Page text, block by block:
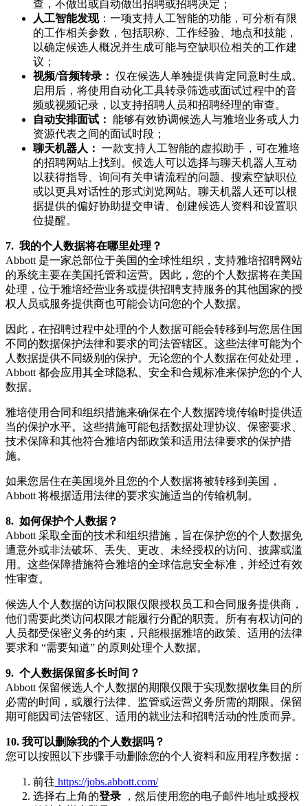
查，不做出或自动做出招聘或招聘决定；
人工智能发现：一项支持人工智能的功能，可分析有限
的工作相关参数，包括职称、工作经验、地点和技能，
以确定候选人概况并生成可能与空缺职位相关的工作建
议；
视频/音频转录： 仅在候选人单独提供肯定同意时生成。
启用后，将使用自动化工具转录筛选或面试过程中的音
频或视频记录，以支持招聘人员和招聘经理的审查。
自动安排面试： 能够有效协调候选人与雅培业务或人力
资源代表之间的面试时段；
聊天机器人： 一款支持人工智能的虚拟助手，可在雅培
的招聘网站上找到。候选人可以选择与聊天机器人互动
以获得指导、询问有关申请流程的问题、搜索空缺职位
或以更具对话性的形式浏览网站。聊天机器人还可以根
据提供的偏好协助提交申请、创建候选人资料和设置职
位提醒。
7. 我的个人数据将在哪里处理？
Abbott 是一家总部位于美国的全球性组织，支持雅培招聘网站
的系统主要在美国托管和运营。因此，您的个人数据将在美国
处理，位于雅培经营业务或提供招聘支持服务的其他国家的授
权人员或服务提供商也可能会访问您的个人数据。
因此，在招聘过程中处理的个人数据可能会转移到与您居住国
不同的数据保护法律和要求的司法管辖区。这些法律可能为个
人数据提供不同级别的保护。无论您的个人数据在何处处理，
Abbott 都会应用其全球隐私、安全和合规标准来保护您的个人
数据。
雅培使用合同和组织措施来确保在个人数据跨境传输时提供适
当的保护水平。这些措施可能包括数据处理协议、保密要求、
技术保障和其他符合雅培内部政策和适用法律要求的保护措
施。
如果您居住在美国境外且您的个人数据将被转移到美国，
Abbott 将根据适用法律的要求实施适当的传输机制。
8. 如何保护个人数据？
Abbott 采取全面的技术和组织措施，旨在保护您的个人数据免
遭意外或非法破坏、丢失、更改、未经授权的访问、披露或滥
用。这些保障措施符合雅培的全球信息安全标准，并经过有效
性审查。
候选人个人数据的访问权限仅限授权员工和合同服务提供商，
他们需要此类访问权限才能履行分配的职责。所有有权访问的
人员都受保密义务的约束，只能根据雅培的政策、适用的法律
要求和 “需要知道” 的原则处理个人数据。
9. 个人数据保留多长时间？
Abbott 保留候选人个人数据的期限仅限于实现数据收集目的所
必需的时间，或履行法律、监管或运营义务所需的期限。保留
期可能因司法管辖区、适用的就业法和招聘活动的性质而异。
10. 我可以删除我的个人数据吗？
您可以按照以下步骤手动删除您的个人资料和应用程序数据：
前往 https://jobs.abbott.com/
选择右上角的登录 ，然后使用您的电子邮件地址或授权